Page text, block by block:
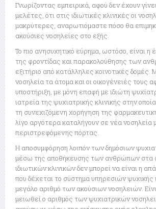
Γνωρίζοντας εμπειρικά, αφού δεν έχουν
μελέτες, ότι στις ιδιωτικές κλινικές οι
μακρύτερες, αναρωτιόμαστε πόσο θα
ακούσιες νοσηλείες στο εξής.
Το πιο ανησυχητικό εύρημα, ωστόσο, είναι η
της φροντίδας και παρακολούθησης των
εξιτήριο από κατάλληλες κοινοτικές δομές.
νοσηλεία τα άτομα και οι οικογένειές τους
υποστήριξη, με μόνη επαφή με ιδιώτη
ιατρεία της ψυχιατρικής κλινικής στην
τη συνεχιζόμενη χορήγηση της
λίγο αργότερα καταλήγουν σε νέα νοσηλεία
περιστρεφόμενης πόρτας.
Η αποσυμφόρηση λοιπόν των δημόσιων
μέσω της αποθήκευσης των ανθρώπων στα
ιδιωτικών κλινικών δεν μπορεί να είναι η
που δέχεται το σύστημα υπηρεσιών ψυχικής
μεγάλο αριθμό των ακούσιων νοσηλειών.
μειωθεί ο αριθμός των ψυχιατρικών